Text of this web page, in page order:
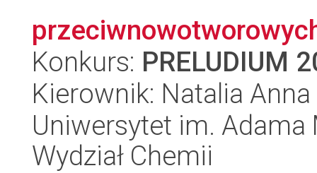
Konkurs: PRELUDIUM
Kierownik: Natalia
Uniwersytet im.
Wydział Chemii